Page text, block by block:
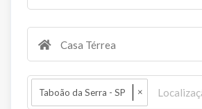
Casa Térrea
Taboão da Serra - SP ×